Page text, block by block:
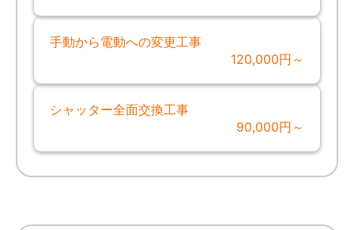
手動から電動への変更工事
120,000円～
シャッター全面交換工事
90,000円～